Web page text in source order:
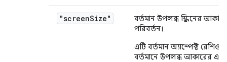
"screenSize"
বর্তমান উপলব্ধ স্ক্রিনের
পরিবর্তন।
এটি বর্তমান অ্যাস্পেক্ট রেশিওর
বর্তমানে উপলব্ধ আকারের